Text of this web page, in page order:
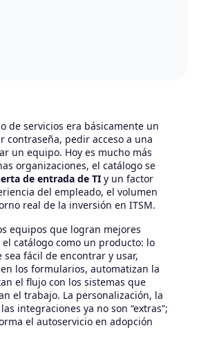
de servicios era básicamente un
contraseña, pedir acceso a una
un equipo. Hoy es mucho más
organizaciones, el catálogo se
de entrada de TI y un factor
del empleado, el volumen
real de la inversión en ITSM.
equipos que logran mejores
catálogo como un producto: lo
fácil de encontrar y usar,
los formularios, automatizan la
el flujo con los sistemas que
el trabajo. La personalización, la
integraciones ya no son “extras”;
el autoservicio en adopción